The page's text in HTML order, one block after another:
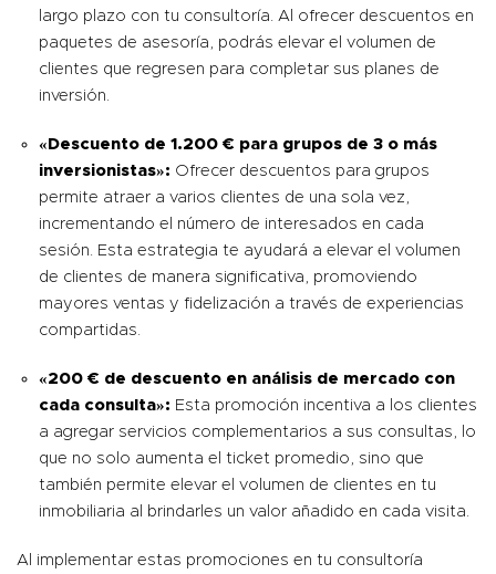
largo plazo con tu consultoría. Al ofrecer descuentos en
paquetes de asesoría, podrás elevar el volumen de
clientes que regresen para completar sus planes de
inversión.
«Descuento de 1.200 € para grupos de 3 o más
inversionistas»: Ofrecer descuentos para grupos
permite atraer a varios clientes de una sola vez,
incrementando el número de interesados en cada
sesión. Esta estrategia te ayudará a elevar el volumen
de clientes de manera significativa, promoviendo
mayores ventas y fidelización a través de experiencias
compartidas.
«200 € de descuento en análisis de mercado con
cada consulta»: Esta promoción incentiva a los clientes
a agregar servicios complementarios a sus consultas, lo
que no solo aumenta el ticket promedio, sino que
también permite elevar el volumen de clientes en tu
inmobiliaria al brindarles un valor añadido en cada visita.
Al implementar estas promociones en tu consultoría